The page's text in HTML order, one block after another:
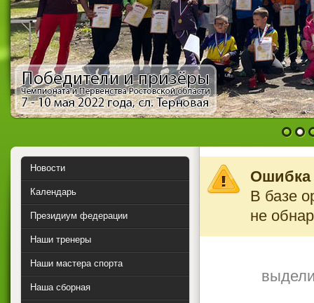
1 2
Ошибка
В базе
не
Новости
Календарь
Президиум федерации
Наши тренеры
Наши мастера спорта
Наша сборная